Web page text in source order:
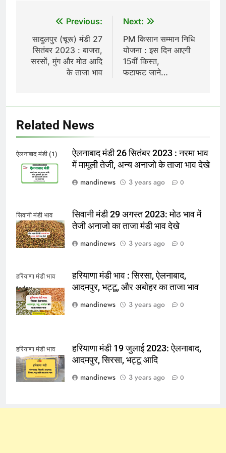
navigation
Previous:
सादुलपुर (चूरू) मंडी 27
सितंबर 2023 : बाजरा,
सरसों, मुंग और मोठ आदि
के ताजा भाव
Next:
PM किसान सम्मान निधि
योजना : इस दिन आएगी
15वीं किस्त,
फटाफट जाने…
Related News
ऐलनाबाद मंडी (1)
ऐलनाबाद मंडी 26 सितंबर 2023 : नरमा भाव
में मामूली तेजी, अन्य अनाजो के ताजा भाव देखे
mandinews
3 years ago 0
सिवानी मंडी भाव
सिवानी मंडी 29 अगस्त 2023: मोठ भाव में
तेजी अनाजो का ताजा मंडी भाव देखे
mandinews
3 years ago 0
हरियाणा मंडी भाव
today
हरियाणा मंडी भाव : सिरसा, ऐलनाबाद,
आदमपुर, भट्टू, और अबोहर का ताजा भाव
mandinews
3 years ago 0
हरियाणा मंडी भाव
हरियाणा मंडी 19 जुलाई 2023: ऐलनाबाद,
आदमपुर, सिरसा, भट्टू आदि
mandinews
3 years ago 0